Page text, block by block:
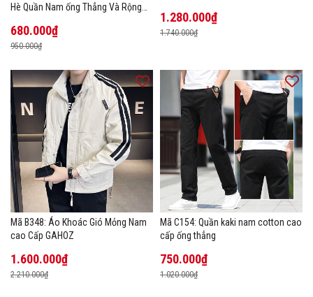
Hè Quần Nam ống Thẳng Và Rộng
680.000₫
950.000₫
1.280.000₫
1.740.000₫
Mã B348: Áo Khoác Gió Mỏng Nam
cao Cấp GAHOZ
1.600.000₫
2.210.000₫
Mã C154: Quần kaki nam cotton cao
cấp ống thẳng
750.000₫
1.020.000₫